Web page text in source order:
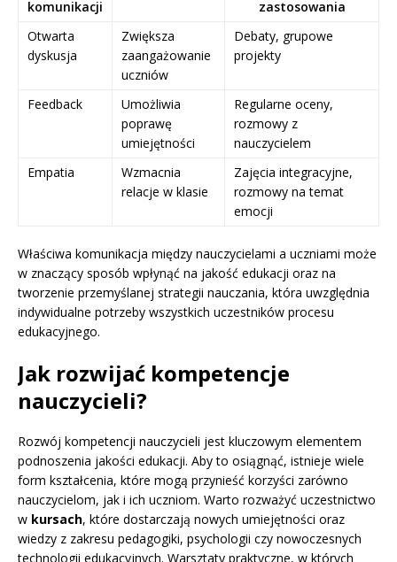
komunikacji
zastosowania
Otwarta
dyskusja
Zwiększa
zaangażowanie
uczniów
Debaty, grupowe
projekty
Feedback
Umożliwia
poprawę
umiejętności
Regularne oceny,
rozmowy z
nauczycielem
Empatia
Wzmacnia
relacje w klasie
Zajęcia integracyjne,
rozmowy na temat
emocji
Właściwa komunikacja między nauczycielami a uczniami może
w znaczący sposób wpłynąć na jakość edukacji oraz na
tworzenie przemyślanej strategii nauczania, która uwzględnia
indywidualne potrzeby wszystkich uczestników procesu
edukacyjnego.
Jak rozwijać kompetencje
nauczycieli?
Rozwój kompetencji nauczycieli jest kluczowym elementem
podnoszenia jakości edukacji. Aby to osiągnąć, istnieje wiele
form kształcenia, które mogą przynieść korzyści zarówno
nauczycielom, jak i ich uczniom. Warto rozważyć uczestnictwo
w kursach, które dostarczają nowych umiejętności oraz
wiedzy z zakresu pedagogiki, psychologii czy nowoczesnych
technologii edukacyjnych. Warsztaty praktyczne, w których